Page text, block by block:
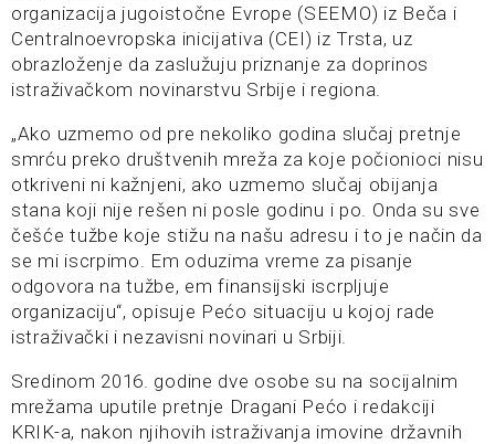
organizacija jugoistočne Evrope (SEEMO) iz Beča i
Centralnoevropska inicijativa (CEI) iz Trsta, uz
obrazloženje da zaslužuju priznanje za doprinos
istraživačkom novinarstvu Srbije i regiona.
„Ako uzmemo od pre nekoliko godina slučaj pretnje
smrću preko društvenih mreža za koje počionioci nisu
otkriveni ni kažnjeni, ako uzmemo slučaj obijanja
stana koji nije rešen ni posle godinu i po. Onda su sve
češće tužbe koje stižu na našu adresu i to je način da
se mi iscrpimo. Em oduzima vreme za pisanje
odgovora na tužbe, em finansijski iscrpljuje
organizaciju“, opisuje Pećo situaciju u kojoj rade
istraživački i nezavisni novinari u Srbiji.
Sredinom 2016. godine dve osobe su na socijalnim
mrežama uputile pretnje Dragani Pećo i redakciji
KRIK-a, nakon njihovih istraživanja imovine državnih